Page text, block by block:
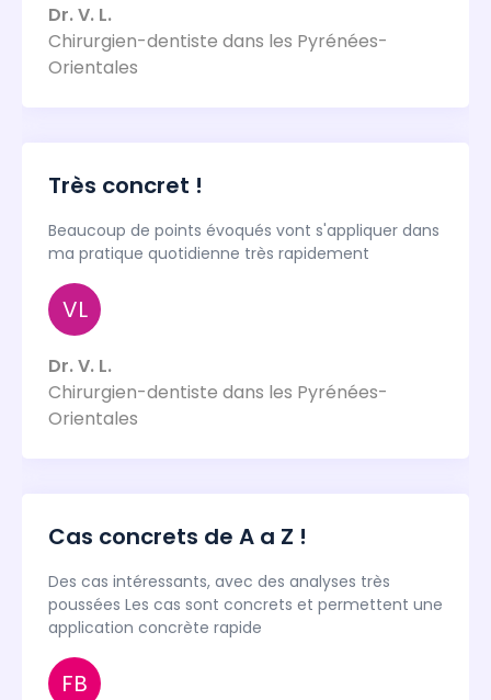
Dr. V. L.
Chirurgien-dentiste dans les Pyrénées-
Orientales
Très concret !
Beaucoup de points évoqués vont s'appliquer dans
ma pratique quotidienne très rapidement
VL
Dr. V. L.
Chirurgien-dentiste dans les Pyrénées-
Orientales
Cas concrets de A a Z !
Des cas intéressants, avec des analyses très
poussées Les cas sont concrets et permettent une
application concrète rapide
FB